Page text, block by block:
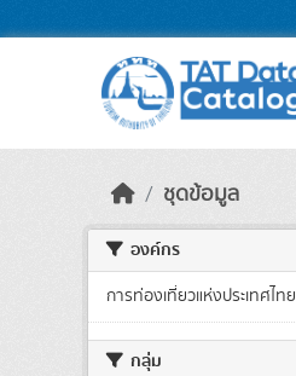
ชุดข้อมูล
องค์กร
การท่องเที่ยวแห่งประเทศไทย
กลุ่ม